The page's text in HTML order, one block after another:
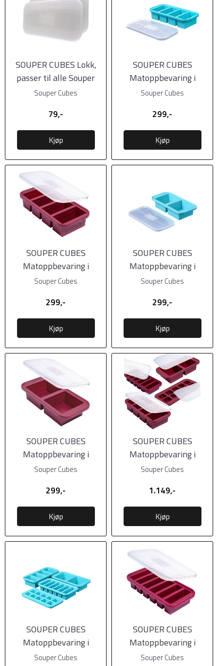
SOUPER CUBES Lokk,
passer til alle Souper
Cubes, klart
Souper Cubes
79,-
Kjøp
SOUPER CUBES
Matoppbevaring i
Silikon m/lokk 1-cup,
Souper Cubes
299,-
Kjøp
SOUPER CUBES
Matoppbevaring i
Silikon m/lokk 1-cup,
Souper Cubes
299,-
Kjøp
SOUPER CUBES
Matoppbevaring i
Silikon m/lokk 2-cup,
Souper Cubes
299,-
Kjøp
SOUPER CUBES
Matoppbevaring i
Silikon m/lokk 2-cup,
Souper Cubes
299,-
Kjøp
SOUPER CUBES
Matoppbevaring i
Silikon m/lokk Gavesett
Souper Cubes
1.149,-
Kjøp
SOUPER CUBES
Matoppbevaring i
Silikon m/lokk Gavesett
Souper Cubes
SOUPER CUBES
Matoppbevaring i
Silikon m/lokk Half-cup,
Souper Cubes